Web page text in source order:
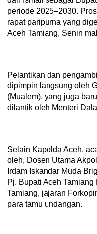
periode 2025–2030.
rapat paripurna yang
Aceh Tamiang, Senin
Pelantikan dan
dipimpin langsung oleh
(Mualem), yang juga
dilantik oleh Menteri
Selain Kapolda Aceh,
oleh, Dosen Utama
Irdam Iskandar Muda
Pj. Bupati Aceh Tamiang
Tamiang, jajaran
para tamu undangan.